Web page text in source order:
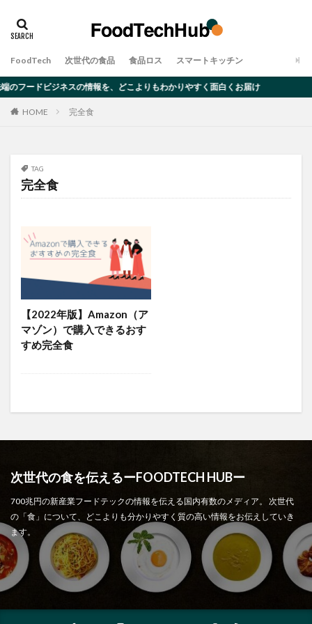
FoodTech 次世代の食品 食品ロス スマートキッチン
フードビジネスの情報を、どこよりもわかりやすく面白くお届け
HOME 完全食
TAG
完全食
【2022年版】Amazon（ア
マゾン）で購入できるおす
すめ完全食
次世代の食を伝えるーFOODTECH HUBー
700兆円の新産業フードテックの情報を伝える国内有数のメディア。 次世代
の「食」について、どこよりも分かりやすく質の高い情報をお伝えしていき
ます。
タグ
デメリット
ムカデ メリット
大豆ミート
完全食
対策・原因 昆虫食 食品ロス